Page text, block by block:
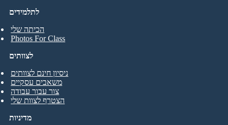
לתלמידים
הכיתה שלי
Photos For Class
לצוותים
ניסיון חינם לצוותים
משאבים עסקיים
צור עבור עבודה
הצטרף לצוות שלי
מדיניות